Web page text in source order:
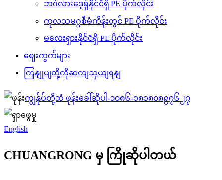
ဘင်္ဂလားဒေ့ရှ်နိုင်ငံရှိ PE ပိုက်လိုင်း
ကုလသမဂ္ဂစီမံကိန်းတွင် PE ပိုက်လိုင်း
မလေးရှားနိုင်ငံရှိ PE ပိုက်လိုင်း
ဈေးကွက်များ
ကြှနျုပျတို့ကိုဆကျသှယျရနျ
ကျွန်ုပ်တို့ထံ ဖုန်းခေါ်ဆိုပါ-၀၀၈၆-၁၈၁၈၀၈၉၇၆၂၇
English
CHUANGRONG မှ ကြိုဆိုပါတယ်